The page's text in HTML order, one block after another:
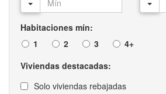
Habitaciones mín:
1
2 3 4+
Viviendas destacadas:
Solo viviendas rebajadas